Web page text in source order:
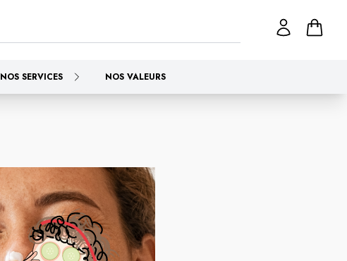
NOS SERVICES NOS VALEURS